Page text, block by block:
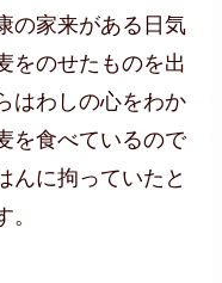
の家来がある日気
をのせたものを出
はわしの心をわか
を食べているので
んに拘っていたと